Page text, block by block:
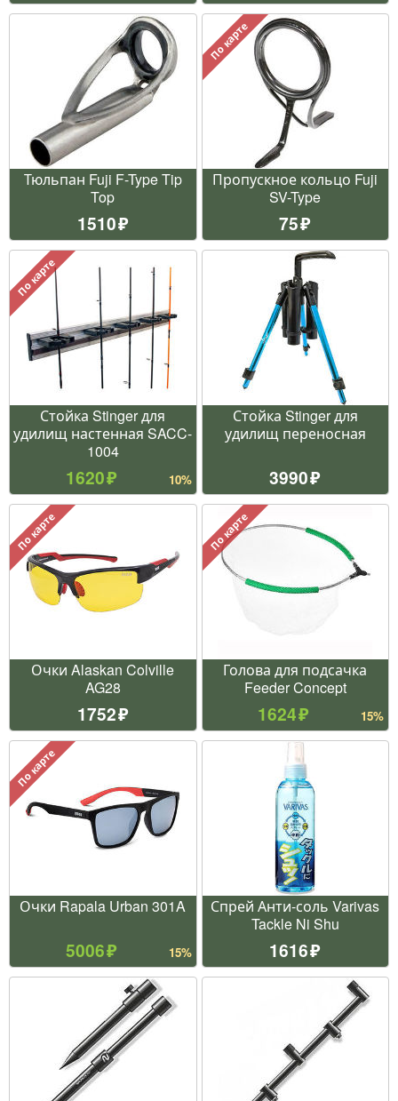
Тюльпан Fuji F-Type Tip
Top
1510
По карте
Пропускное кольцо Fuji
SV-Type
75
По карте
Стойка Stinger для
удилищ настенная SACC-
1004
1620 10%
Стойка Stinger для
удилищ переносная
3990
По карте
Очки Alaskan Colville
AG28
1752
По карте
Голова для подсачка
Feeder Concept
1624 15%
По карте
Очки Rapala Urban 301A
5006 15%
Спрей Анти-соль Varivas
Tackle Ni Shu
1616